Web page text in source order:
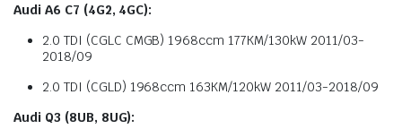
Audi A6 C7 (4G2, 4GC):
2.0 TDI (CGLC CMGB) 1968ccm 177KM/130kW 2011/03-
2018/09
2.0 TDI (CGLD) 1968ccm 163KM/120kW 2011/03-2018/09
Audi Q3 (8UB, 8UG):